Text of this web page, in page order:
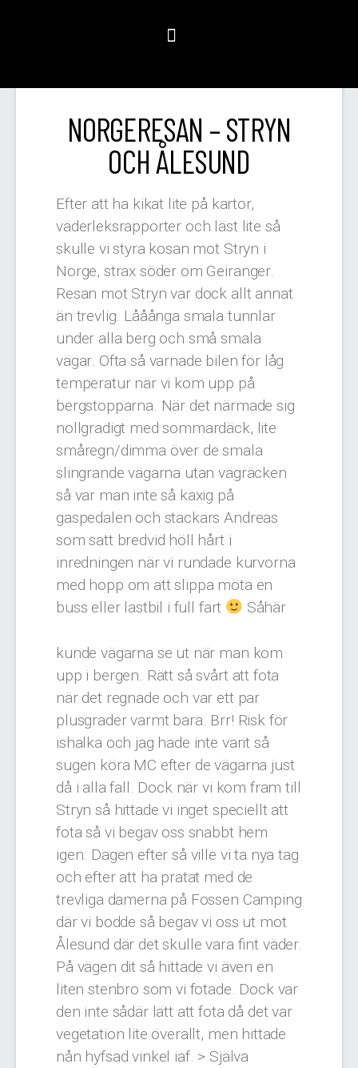
NORGERESAN – STRYN
OCH ÅLESUND
Efter att ha kikat lite på kartor,
väderleksrapporter och läst lite så
skulle vi styra kosan mot Stryn i
Norge, strax söder om Geiranger.
Resan mot Stryn var dock allt annat
än trevlig. Lååånga smala tunnlar
under alla berg och små smala
vägar. Ofta så varnade bilen för låg
temperatur när vi kom upp på
bergstopparna. När det närmade sig
nollgradigt med sommardäck, lite
småregn/dimma över de smala
slingrande vägarna utan vägräcken
så var man inte så kaxig på
gaspedalen och stackars Andreas
som satt bredvid höll hårt i
inredningen när vi rundade kurvorna
med hopp om att slippa möta en
buss eller lastbil i full fart
Såhär
kunde vägarna se ut när man kom
upp i bergen. Rätt så svårt att fota
när det regnade och var ett par
plusgrader varmt bara. Brr! Risk för
ishalka och jag hade inte varit så
sugen köra MC efter de vägarna just
då i alla fall. Dock när vi kom fram till
Stryn så hittade vi inget speciellt att
fota så vi begav oss snabbt hem
igen. Dagen efter så ville vi ta nya tag
och efter att ha pratat med de
trevliga damerna på Fossen Camping
där vi bodde så begav vi oss ut mot
Ålesund där det skulle vara fint väder.
På vägen dit så hittade vi även en
liten stenbro som vi fotade. Dock var
den inte sådär lätt att fota då det var
vegetation lite överallt, men hittade
nån hyfsad vinkel iaf. > Själva